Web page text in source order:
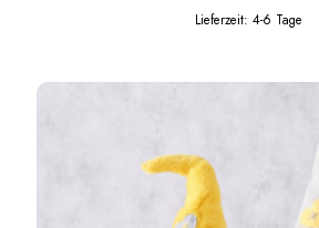
Lieferzeit: 4-6 Tage